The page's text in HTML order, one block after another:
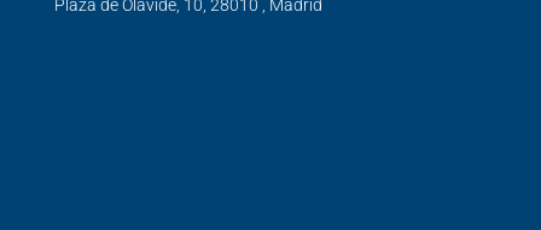
Plaza de Olavide, 10, 28010 , Madrid